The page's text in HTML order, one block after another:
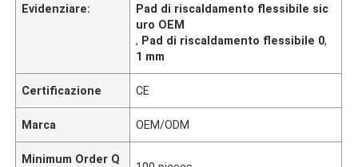
Evidenziare:
Pad di riscaldamento flessibile sic
uro OEM
, Pad di riscaldamento flessibile 0,
1 mm
Certificazione CE
Marca OEM/ODM
Minimum Order Q